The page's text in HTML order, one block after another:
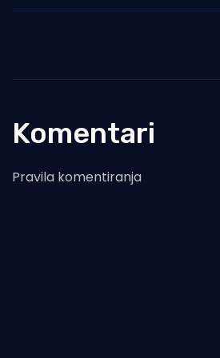
Komentari
Pravila komentiranja